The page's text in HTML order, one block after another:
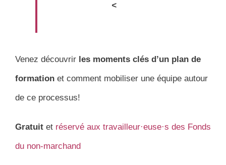
<
Venez découvrir les moments clés d’un plan de
formation et comment mobiliser une équipe autour
de ce processus!
Gratuit et réservé aux travailleur·euse·s des Fonds
du non-marchand